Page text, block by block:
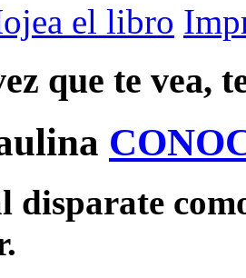
el libro
que te vea,
disparate